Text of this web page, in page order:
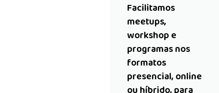
Facilitamos
meetups,
workshop e
programas nos
formatos
presencial, online